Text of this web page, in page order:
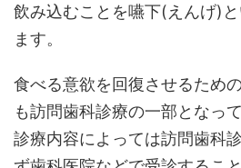
飲み込むことを嚥下(えんげ)
ます。
食べる意欲を回復させるため
も訪問歯科診療の一部となって
診療内容によっては訪問歯科